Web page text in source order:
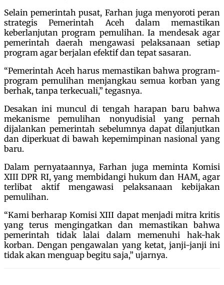
Selain pemerintah pusat, Farhan juga menyoroti peran
strategis Pemerintah Aceh dalam memastikan
keberlanjutan program pemulihan. Ia mendesak agar
pemerintah daerah mengawasi pelaksanaan setiap
program agar berjalan efektif dan tepat sasaran.
“Pemerintah Aceh harus memastikan bahwa program-
program pemulihan menjangkau semua korban yang
berhak, tanpa terkecuali,” tegasnya.
Desakan ini muncul di tengah harapan baru bahwa
mekanisme pemulihan nonyudisial yang pernah
dijalankan pemerintah sebelumnya dapat dilanjutkan
dan diperkuat di bawah kepemimpinan nasional yang
baru.
Dalam pernyataannya, Farhan juga meminta Komisi
XIII DPR RI, yang membidangi hukum dan HAM, agar
terlibat aktif mengawasi pelaksanaan kebijakan
pemulihan.
“Kami berharap Komisi XIII dapat menjadi mitra kritis
yang terus mengingatkan dan memastikan bahwa
pemerintah tidak lalai dalam memenuhi hak-hak
korban. Dengan pengawalan yang ketat, janji-janji ini
tidak akan menguap begitu saja,” ujarnya.